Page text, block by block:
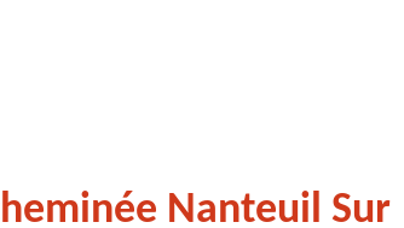
Nanteuil Sur